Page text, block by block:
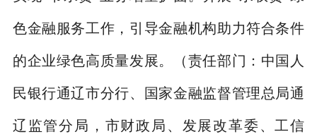
色金融服务工作，引导金融机构助力符合条件
的企业绿色高质量发展。 （责任部门：中国人
民银行通辽市分行、国家金融监督管理总局通
辽监管分局，市财政局、发展改革委、工信